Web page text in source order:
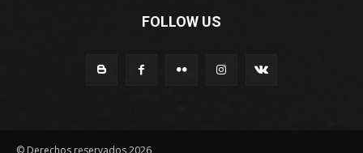
FOLLOW US
© Derechos reservados 2026